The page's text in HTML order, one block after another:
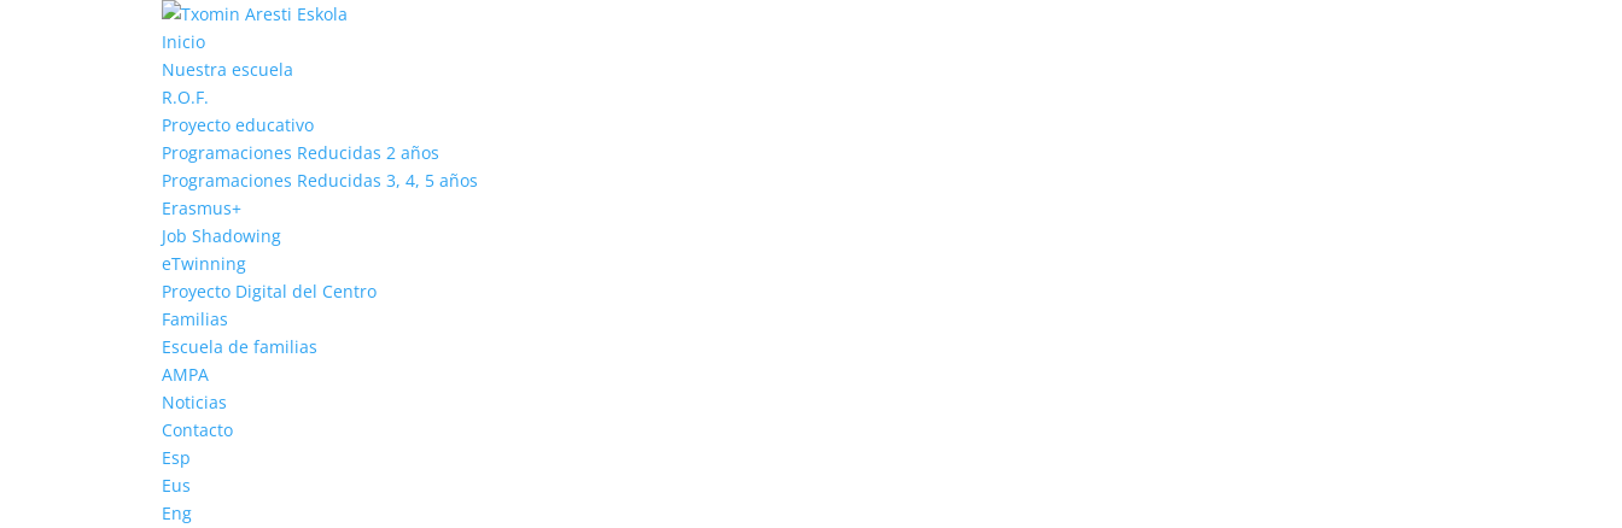
Inicio
Nuestra escuela
R.O.F.
Proyecto educativo
Programaciones Reducidas 2 años
Programaciones Reducidas 3, 4, 5 años
Erasmus+
Job Shadowing
eTwinning
Proyecto Digital del Centro
Familias
Escuela de familias
AMPA
Noticias
Contacto
Esp
Eus
Eng